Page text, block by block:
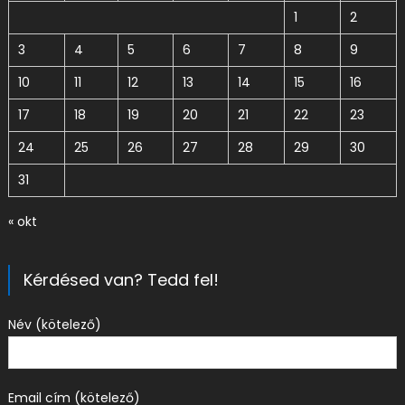
1
2
3
4 5 6 7 8
9
10
11 12 13 14 15
16
17
18 19 20 21 22
23
24
25 26 27 28 29
30
31
« okt
Kérdésed van? Tedd fel!
Név (kötelező)
Email cím (kötelező)